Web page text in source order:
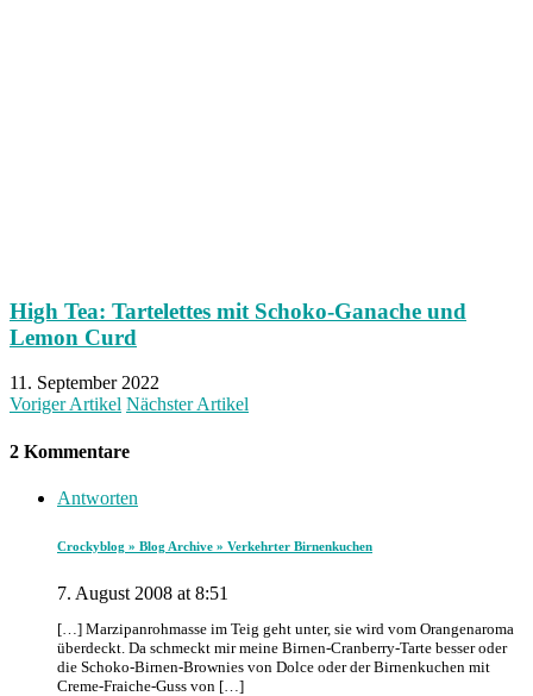
High Tea: Tartelettes mit Schoko-Ganache und
Lemon Curd
11. September 2022
Voriger Artikel Nächster Artikel
2 Kommentare
Antworten
Crockyblog » Blog Archive » Verkehrter Birnenkuchen
7. August 2008 at 8:51
[…] Marzipanrohmasse im Teig geht unter, sie wird vom Orangenaroma
überdeckt. Da schmeckt mir meine Birnen-Cranberry-Tarte besser oder
die Schoko-Birnen-Brownies von Dolce oder der Birnenkuchen mit
Creme-Fraiche-Guss von […]